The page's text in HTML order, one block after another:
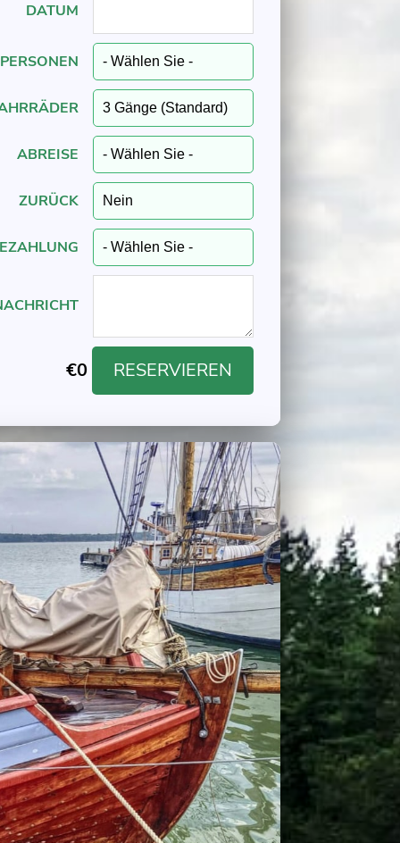
DATUM
PERSONEN
ABREISE
ZURÜCK
€0 RESERVIEREN